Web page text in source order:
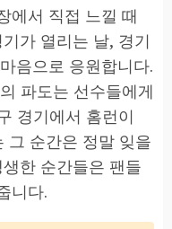
에서 직접 느낄 때
가 열리는 날, 경기
음으로 응원합니다.
파도는 선수들에게
경기에서 홈런이
그 순간은 정말 잊을
한 순간들은 팬들
니다.